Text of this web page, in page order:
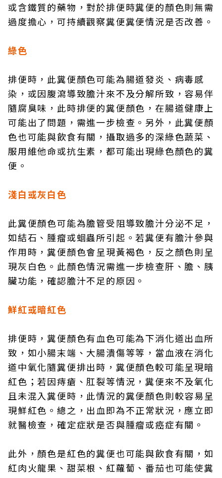
或含鐵質的藥物，對於排便時糞便的顏色則無需
過度擔心，可持續觀察糞便糞便情況是否改善。
綠色
排便時，此糞便顏色可能為腸道發炎、病毒感
染，或因腹瀉導致膽汁來不及分解所致，容易伴
隨腐臭味，此時排便的糞便顏色，在腸道健康上
可能出了問題，需進一步檢查。另外，此糞便顏
色也可能與飲食有關，攝取過多的深綠色蔬菜、
服用維他命或抗生素，都可能出現綠色顏色的糞
便。
淺白或灰白色
此糞便顏色可能為膽管受阻導致膽汁分泌不足，
如結石、腫瘤或蛔蟲所引起。若糞便有膽汁參與
作用時，糞便顏色會呈現黃褐色，反之顏色則呈
現灰白色。此顏色情況需進一步檢查肝、膽、胰
臟功能，確認膽汁不足的原因。
鮮紅或暗紅色
排便時，糞便顏色有血色可能為下消化道出血所
致，如小腸末端、大腸潰傷等等，當血液在消化
道中氧化隨糞便排出時，糞便顏色較可能呈現暗
紅色；若因痔瘡、肛裂等情況，糞便來不及氧化
且未混入糞便時，此情況的糞便顏色則較容易呈
現鮮紅色。總之，出血即為不正常狀況，應立即
就醫檢查，確定症狀是否與腫瘤或癌症有關。
此外，顏色是紅色的糞便也可能與飲食有關，如
紅肉火龍果、甜菜根、紅蘿蔔、番茄也可能使糞